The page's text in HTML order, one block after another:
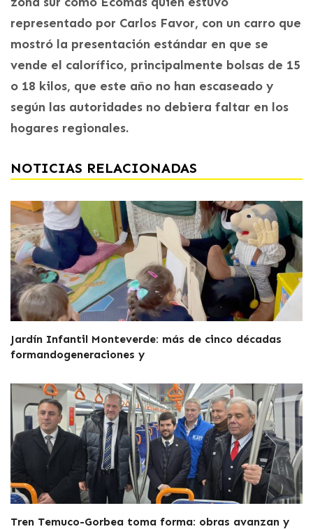
representado por Carlos Favor, con un carro que
mostró la presentación estándar en que se
vende el calorífico, principalmente bolsas de 15
o 18 kilos, que este año no han escaseado y
según las autoridades no debiera faltar en los
hogares regionales.
NOTICIAS RELACIONADAS
Jardín Infantil Monteverde: más de cinco décadas
formandogeneraciones y
Tren Temuco-Gorbea toma forma: obras avanzan y